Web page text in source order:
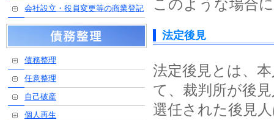
会社設立・役員変更等の商業登記
債務整理
任意整理
自己破産
個人再生
このような場合
法定後見
法定後見とは、
て、裁判所が後
選任された後見